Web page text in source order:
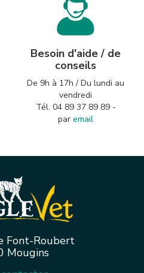
Besoin d'aide / de
conseils
De 9h à 17h / Du lundi au
vendredi
Tél. 04 89 37 89 89 -
par email
Font-Roubert
Mougins